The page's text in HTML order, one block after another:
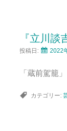
『立川談
投稿日: 2022
「蔵前駕籠」
カテゴリー: